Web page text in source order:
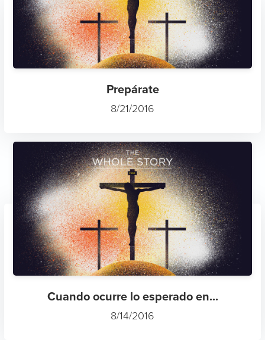
Prepárate
8/21/2016
Cuando ocurre lo esperado en...
8/14/2016